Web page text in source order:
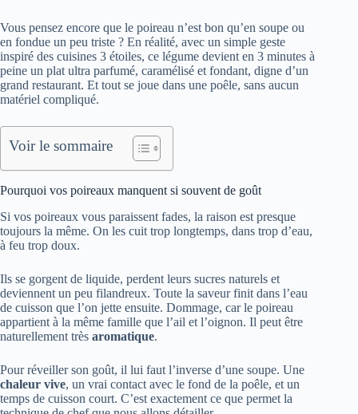
Vous pensez encore que le poireau n’est bon qu’en soupe ou
en fondue un peu triste ? En réalité, avec un simple geste
inspiré des cuisines 3 étoiles, ce légume devient en 3 minutes à
peine un plat ultra parfumé, caramélisé et fondant, digne d’un
grand restaurant. Et tout se joue dans une poêle, sans aucun
matériel compliqué.
Voir le sommaire
Pourquoi vos poireaux manquent si souvent de goût
Si vos poireaux vous paraissent fades, la raison est presque
toujours la même. On les cuit trop longtemps, dans trop d’eau,
à feu trop doux.
Ils se gorgent de liquide, perdent leurs sucres naturels et
deviennent un peu filandreux. Toute la saveur finit dans l’eau
de cuisson que l’on jette ensuite. Dommage, car le poireau
appartient à la même famille que l’ail et l’oignon. Il peut être
naturellement très aromatique.
Pour réveiller son goût, il lui faut l’inverse d’une soupe. Une
chaleur vive, un vrai contact avec le fond de la poêle, et un
temps de cuisson court. C’est exactement ce que permet la